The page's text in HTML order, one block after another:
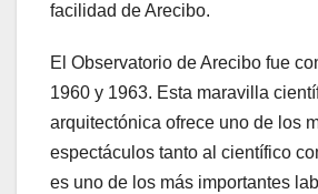
facilidad de Arecibo.
El Observatorio de Arecibo fue
1960 y 1963. Esta maravilla
arquitectónica ofrece uno de los
espectáculos tanto al científico
es uno de los más importantes